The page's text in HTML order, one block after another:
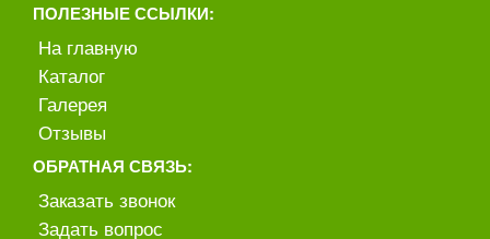
ПОЛЕЗНЫЕ ССЫЛКИ:
На главную
Каталог
Галерея
Отзывы
ОБРАТНАЯ СВЯЗЬ:
Заказать звонок
Задать вопрос